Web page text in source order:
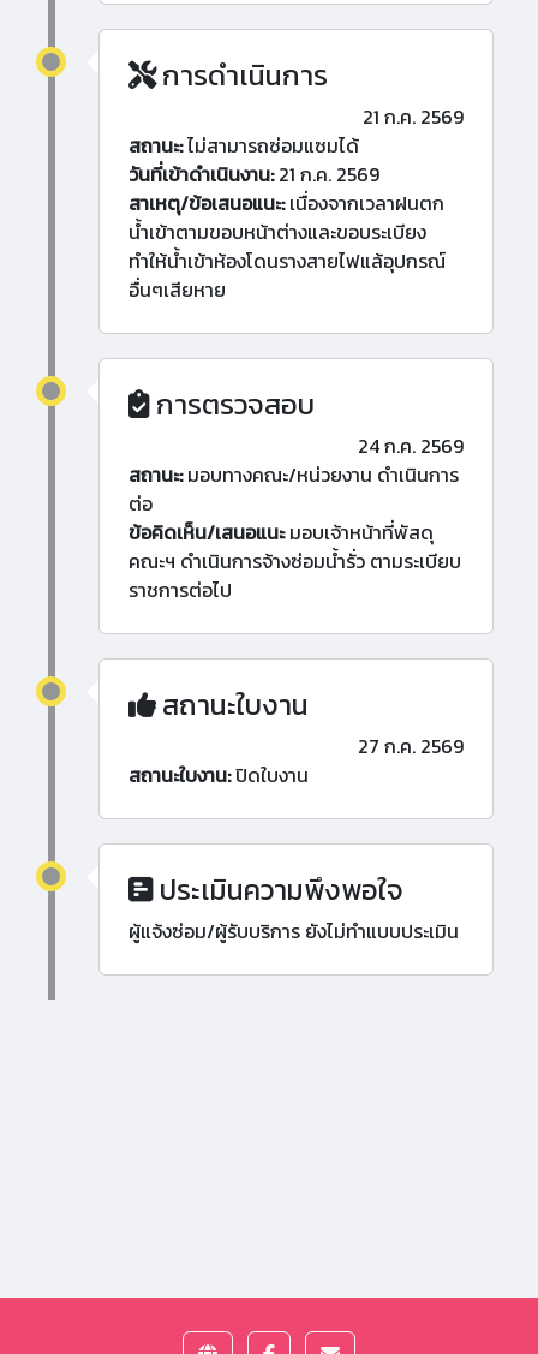
การดำเนินการ
21 ก.ค. 2569
สถานะ:ไม่สามารถซ่อมแซมได้
วันที่เข้าดำเนินงาน:21 ก.ค. 2569
สาเหตุ/ข้อเสนอแนะ:เนื่องจากเวลาฝนตก
น้ำเข้าตามขอบหน้าต่างและขอบระเบียง
ทำให้น้ำเข้าห้องโดนรางสายไฟแล้อุปกรณ์
อื่นๆเสียหาย
การตรวจสอบ
24 ก.ค. 2569
สถานะ:มอบทางคณะ/หน่วยงาน ดำเนินการ
ต่อ
ข้อคิดเห็น/เสนอแนะมอบเจ้าหน้าที่พัสดุ
คณะฯ ดำเนินการจ้างซ่อมน้ำรั่ว ตามระเบียบ
ราชการต่อไป
สถานะใบงาน
27 ก.ค. 2569
สถานะใบงาน:ปิดใบงาน
ประเมินความพึงพอใจ
ผู้แจ้งซ่อม/ผู้รับบริการ ยังไม่ทำแบบประเมิน